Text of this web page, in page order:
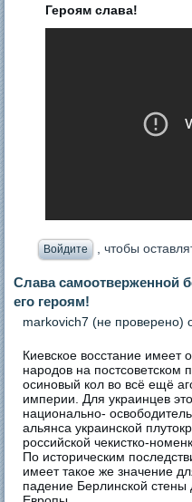
Героям слава!
Войдите , чтобы
Слава самоотверженной
его героям!
markovich7 (не проверено)
Киевское восстание имеет
народов на постсоветском
осиновый кол во всё ещё
империи. Для украинцев
национально-
альянса украинской
российской чекистко-
По историческим
имеет такое же значение
падение Берлинской